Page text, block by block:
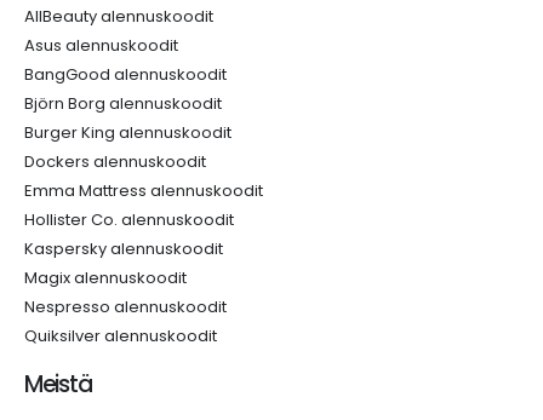
AllBeauty alennuskoodit
Asus alennuskoodit
BangGood alennuskoodit
Björn Borg alennuskoodit
Burger King alennuskoodit
Dockers alennuskoodit
Emma Mattress alennuskoodit
Hollister Co. alennuskoodit
Kaspersky alennuskoodit
Magix alennuskoodit
Nespresso alennuskoodit
Quiksilver alennuskoodit
Meistä